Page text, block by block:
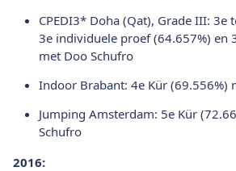
CPEDI3* Doha (Qat), Grade III: 3e
3e individuele proef (64.657%) en
met Doo Schufro
Indoor Brabant: 4e Kür (69.556%)
Jumping Amsterdam: 5e Kür
Schufro
2016: